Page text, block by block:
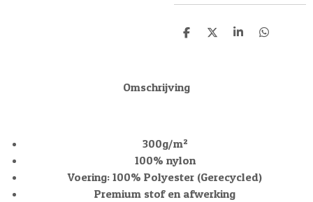
D
n
D
S
D
Omschrijving
300g/m²
100% nylon
Voering: 100% Polyester (Gerecycled)
Premium stof en afwerking